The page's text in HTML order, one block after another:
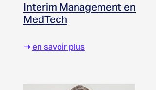
Interim Management en
MedTech
➝en savoir plus